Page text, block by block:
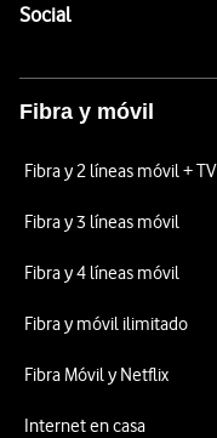
SocialEnlaces a las
Fibra y móvil
Fibra y 2 líneas móvil + TV
Fibra y 3 líneas móvil
Fibra y 4 líneas móvil
Fibra y móvil ilimitado
Fibra Móvil y Netflix
Internet en casa